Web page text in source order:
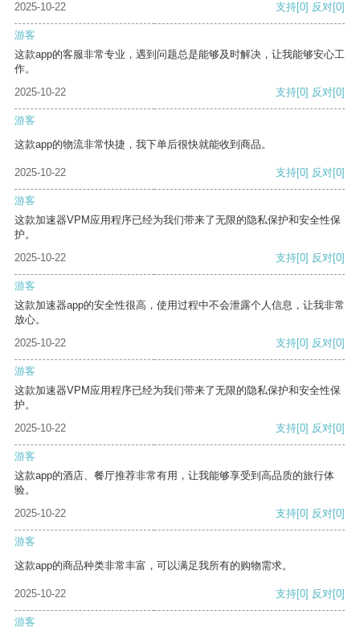
2025-10-22
支持[0] 反对[0]
游客
这款app的客服非常专业，遇到问题总是能够及时解决，让我能够安心工
作。
2025-10-22
支持[0] 反对[0]
游客
这款app的物流非常快捷，我下单后很快就能收到商品。
2025-10-22 支持[0] 反对[0]
游客
这款加速器VPM应用程序已经为我们带来了无限的隐私保护和安全性保
护。
2025-10-22
支持[0] 反对[0]
游客
这款加速器app的安全性很高，使用过程中不会泄露个人信息，让我非常
放心。
2025-10-22
支持[0] 反对[0]
游客
这款加速器VPM应用程序已经为我们带来了无限的隐私保护和安全性保
护。
2025-10-22
支持[0] 反对[0]
游客
这款app的酒店、餐厅推荐非常有用，让我能够享受到高品质的旅行体
验。
2025-10-22
支持[0] 反对[0]
游客
这款app的商品种类非常丰富，可以满足我所有的购物需求。
2025-10-22 支持[0] 反对[0]
游客